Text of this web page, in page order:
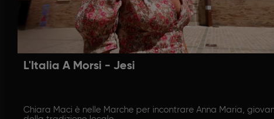
L'Italia A Morsi - Jesi
Chiara Maci è nelle Marche per incontrare Anna Maria,